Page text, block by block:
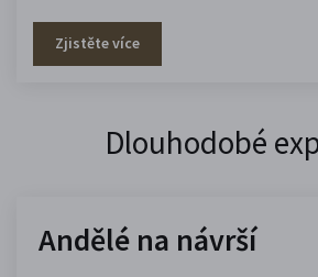
Zjistěte více
Dlouhodobé
Andělé na návrší